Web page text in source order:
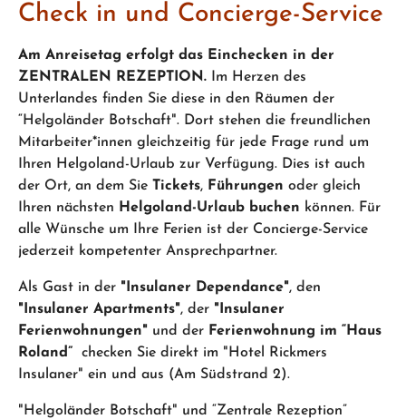
Check in und Concierge-Service
Am Anreisetag erfolgt das Einchecken in der
ZENTRALEN REZEPTION. Im Herzen des
Unterlandes finden Sie diese in den Räumen der
“Helgoländer Botschaft". Dort stehen die freundlichen
Mitarbeiter*innen gleichzeitig für jede Frage rund um
Ihren Helgoland-Urlaub zur Verfügung. Dies ist auch
der Ort, an dem Sie Tickets, Führungen oder gleich
Ihren nächsten Helgoland-Urlaub buchen können. Für
alle Wünsche um Ihre Ferien ist der Concierge-Service
jederzeit kompetenter Ansprechpartner.
Als Gast in der "Insulaner Dependance", den
"Insulaner Apartments", der "Insulaner
Ferienwohnungen" und der Ferienwohnung im “Haus
Roland” checken Sie direkt im "Hotel Rickmers
Insulaner" ein und aus (Am Südstrand 2).
"Helgoländer Botschaft" und “Zentrale Rezeption”